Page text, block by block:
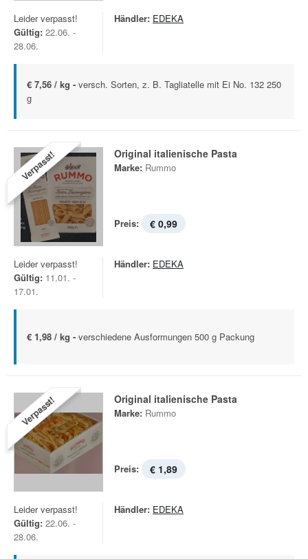
Leider verpasst!
Gültig: 22.06. -
28.06.
Händler: EDEKA
€ 7,56 / kg - versch. Sorten, z. B. Tagliatelle mit Ei No. 132 250
g
Verpasst! Original italienische Pasta
Marke: Rummo
Preis: € 0,99
Leider verpasst!
Gültig: 11.01. -
17.01.
Händler: EDEKA
€ 1,98 / kg - verschiedene Ausformungen 500 g Packung
Verpasst! Original italienische Pasta
Marke: Rummo
Preis: € 1,89
Leider verpasst!
Gültig: 22.06. -
28.06.
Händler: EDEKA